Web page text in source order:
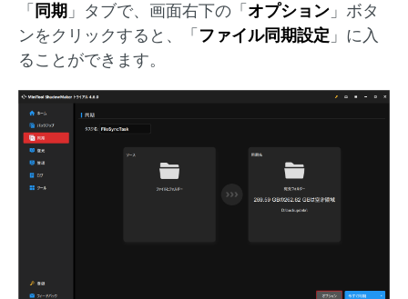
「 同期 」タブで、画面右下の「 オプション 」ボタ
ンをクリックすると、「 ファイル同期設定 」に入
ることができます。